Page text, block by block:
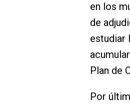
en los
de
estudiar
Plan de
Por